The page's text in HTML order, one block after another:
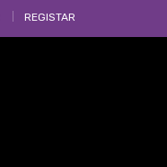
REGISTAR